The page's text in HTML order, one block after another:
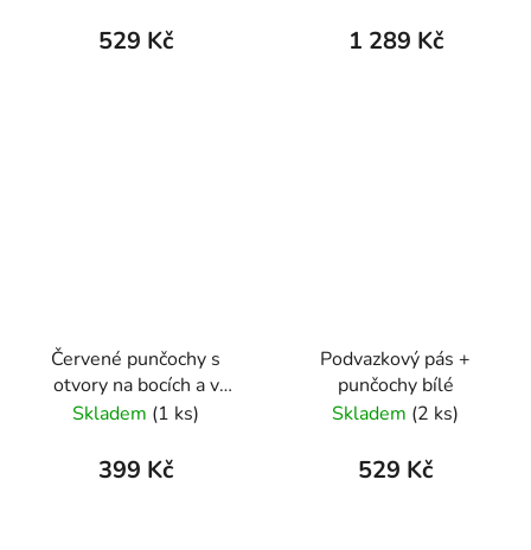
529 Kč 1 289 Kč
Červené punčochy s
otvory na bocích a v
rozkroku
Skladem (1 ks)
399 Kč
Podvazkový pás +
punčochy bílé
Skladem (2 ks)
529 Kč